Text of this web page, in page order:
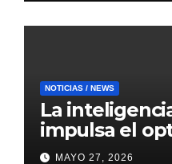
NOTICIAS / NEWS
La
impulsa el
mercados
MAYO 27, 2026